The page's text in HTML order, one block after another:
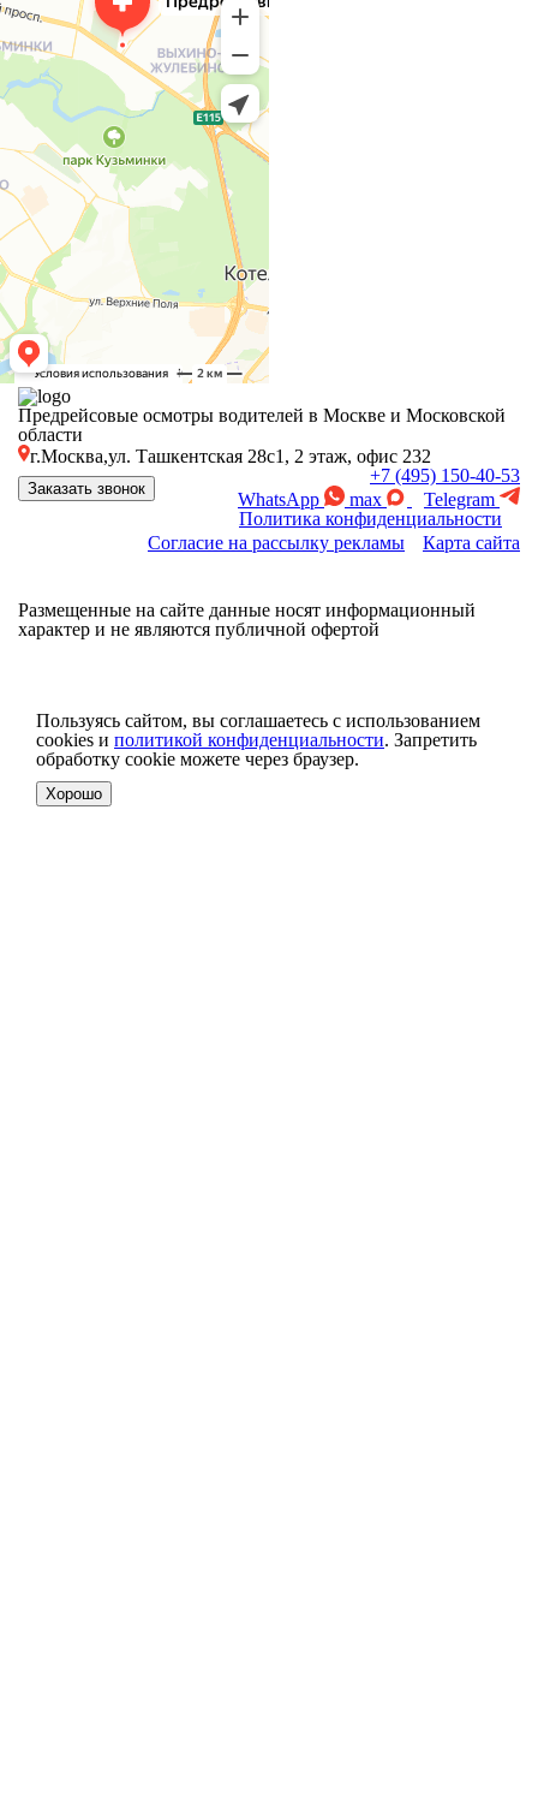
Предрейсовые осмотры водителей в Москве и Московской
области
г.Москва,ул. Ташкентская 28с1, 2 этаж, офис 232
Заказать звонок
+7 (495) 150-40-53
WhatsApp
max
Telegram
Политика конфиденциальности
Согласие на рассылку рекламы
Карта сайта
Размещенные на сайте данные носят информационный
характер и не являются публичной офертой
Пользуясь сайтом, вы соглашаетесь с использованием
cookies и политикой конфиденциальности. Запретить
обработку cookie можете через браузер.
Хорошо